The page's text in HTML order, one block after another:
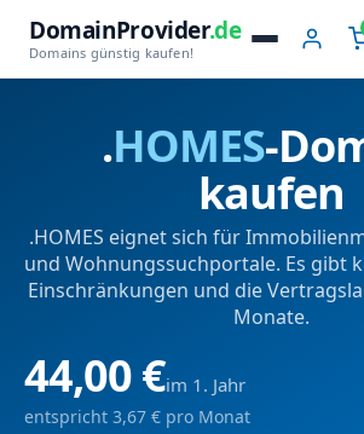
DomainProvider.de
Domains günstig kaufen!
.HOMES-
kaufen
.HOMES eignet sich für
und Wohnungssuchportale. Es gibt
Einschränkungen und die
Monate.
44,00 €im 1. Jahr
entspricht 3,67 € pro Monat